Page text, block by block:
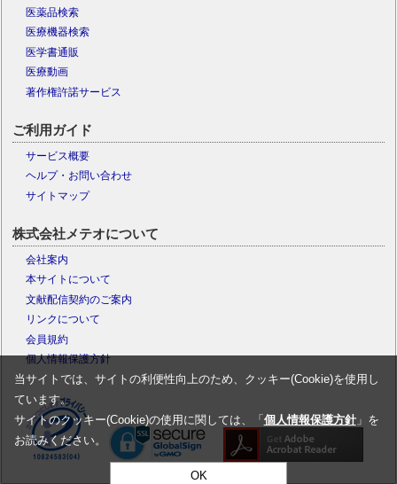
医薬品検索
医療機器検索
医学書通販
医療動画
著作権許諾サービス
ご利用ガイド
サービス概要
ヘルプ・お問い合わせ
サイトマップ
株式会社メテオについて
会社案内
本サイトについて
文献配信契約のご案内
リンクについて
会員規約
個人情報保護方針
当サイトでは、サイトの利便性向上のため、クッキー(Cookie)を使用し
ています。
サイトのクッキー(Cookie)の使用に関しては、「 個人情報保護方針」を
お読みください。
OK